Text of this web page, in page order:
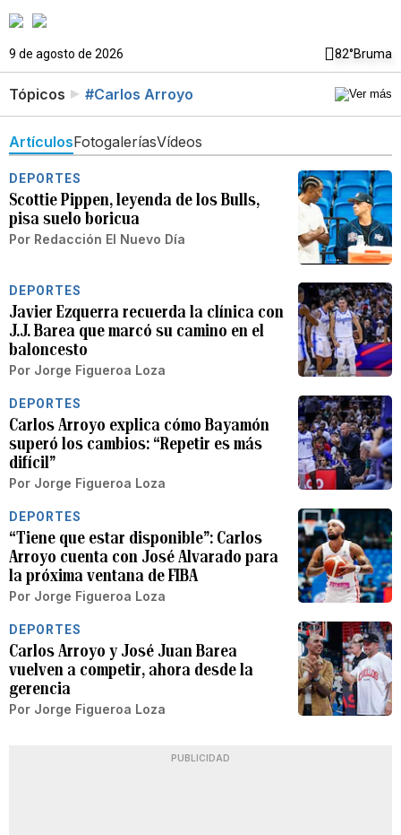
9 de agosto de 2026 82°Bruma
Tópicos #Carlos Arroyo
ArtículosFotogaleríasVídeos
DEPORTES
Scottie Pippen, leyenda de los Bulls,
pisa suelo boricua
Por Redacción El Nuevo Día
DEPORTES
Javier Ezquerra recuerda la clínica con
J.J. Barea que marcó su camino en el
baloncesto
Por Jorge Figueroa Loza
DEPORTES
Carlos Arroyo explica cómo Bayamón
superó los cambios: “Repetir es más
difícil”
Por Jorge Figueroa Loza
DEPORTES
“Tiene que estar disponible”: Carlos
Arroyo cuenta con José Alvarado para
la próxima ventana de FIBA
Por Jorge Figueroa Loza
DEPORTES
Carlos Arroyo y José Juan Barea
vuelven a competir, ahora desde la
gerencia
Por Jorge Figueroa Loza
PUBLICIDAD